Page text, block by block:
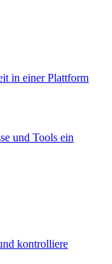
in einer Plattform
und Tools ein
kontrolliere